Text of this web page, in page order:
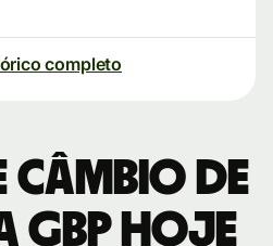
completo
câmbio de
GBP hoje